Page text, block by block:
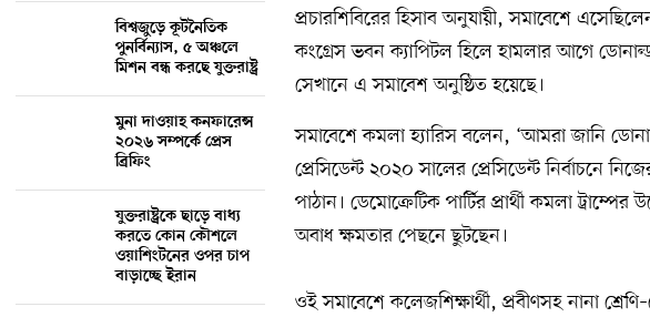
বিশ্বজুড়ে কূটনৈতিক
পুনর্বিন্যাস, ৫ অঞ্চলে
মিশন বন্ধ করছে যুক্তরাষ্ট্র
মুনা দাওয়াহ কনফারেন্স
২০২৬ সম্পর্কে প্রেস
ব্রিফিং
যুক্তরাষ্ট্রকে ছাড়ে বাধ্য
করতে কোন কৌশলে
ওয়াশিংটনের ওপর চাপ
বাড়াচ্ছে ইরান
প্রচারশিবিরের হিসাব অনুযায়ী, সমাবেশে
কংগ্রেস ভবন ক্যাপিটল হিলে হামলার আগে
সেখানে এ সমাবেশ অনুষ্ঠিত হয়েছে।
সমাবেশে কমলা হ্যারিস বলেন, ‘আমরা জানি
প্রেসিডেন্ট ২০২০ সালের প্রেসিডেন্ট নির্বাচনে
পাঠান। ডেমোক্রেটিক পার্টির প্রার্থী কমলা
অবাধ ক্ষমতার পেছনে ছুটছেন।
ওই সমাবেশে কলেজশিক্ষার্থী, প্রবীণসহ নানা